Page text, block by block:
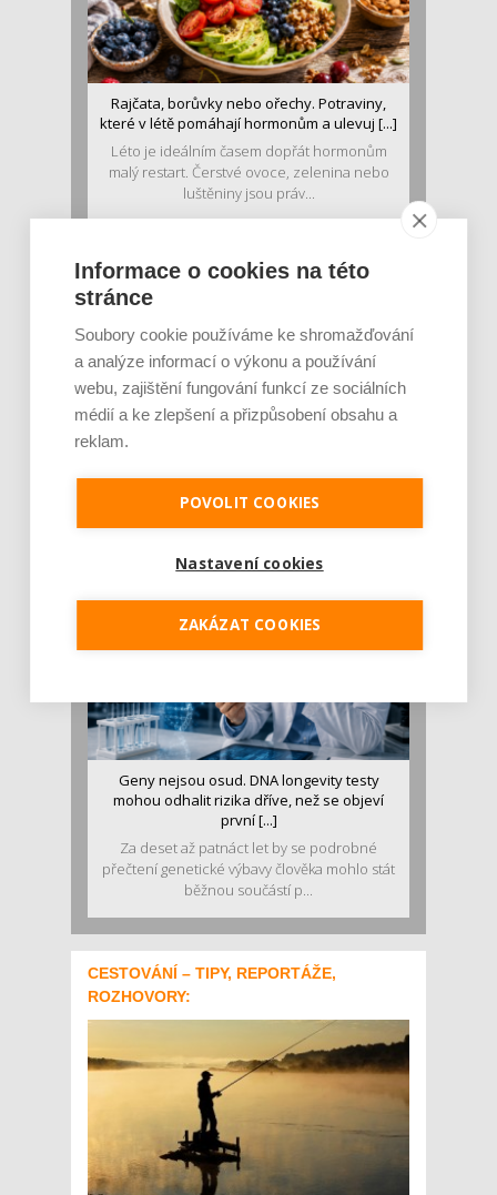
Rajčata, borůvky nebo ořechy. Potraviny,
které v létě pomáhají hormonům a ulevuj [...]
Léto je ideálním časem dopřát hormonům
malý restart. Čerstvé ovoce, zelenina nebo
luštěniny jsou práv...
Je jen pro sportovce, přiberu po něm a ve
v oblasti zdraví, výživy i dlouhověkosti. Přesto
se o ně...
Geny nejsou osud. DNA longevity testy
mohou odhalit rizika dříve, než se objeví
první [...]
Za deset až patnáct let by se podrobné
přečtení genetické výbavy člověka mohlo stát
běžnou součástí p...
CESTOVÁNÍ – TIPY, REPORTÁŽE,
ROZHOVORY:
Informace o cookies na této
stránce
Soubory cookie používáme ke shromažďování
a analýze informací o výkonu a používání
webu, zajištění fungování funkcí ze sociálních
médií a ke zlepšení a přizpůsobení obsahu a
reklam.
POVOLIT COOKIES
Nastavení cookies
ZAKÁZAT COOKIES